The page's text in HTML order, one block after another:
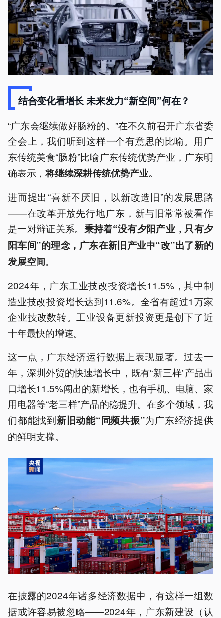
结合变化看增长 未来发力“新空间”何在？
“广东会继续做好肠粉的。”在不久前召开广东省委
全会上，我们听到这样一个有意思的比喻。用广
东传统美食“肠粉”比喻广东传统优势产业，广东明
确表示，将继续深耕传统优势产业。
进而提出“喜新不厌旧，以新改造旧”的发展思路
——在改革开放先行地广东，新与旧常常被看作
是一对辩证关系。 秉持着“没有夕阳产业，只有夕
阳车间”的理念，广东在新旧产业中“改”出了新的
发展空间。
2024年，广东工业技改投资增长11.5%，其中制
造业技改投资增长达到11.6%。全省有超过1万家
企业技改数转。工业设备更新投资更是创下了近
十年最快的增速。
这一点，广东经济运行数据上表现显著。过去一
年，深圳外贸的快速增长中，既有“新三样”产品出
口增长11.5%闯出的新增长，也有手机、电脑、家
用电器等“老三样”产品的稳提升。在多个领域，我
们都能找到新旧动能“同频共振”为广东经济提供
的鲜明支撑。
在披露的2024年诸多经济数据中，有这样一组数
据或许容易被忽略——2024年，广东新建设（认